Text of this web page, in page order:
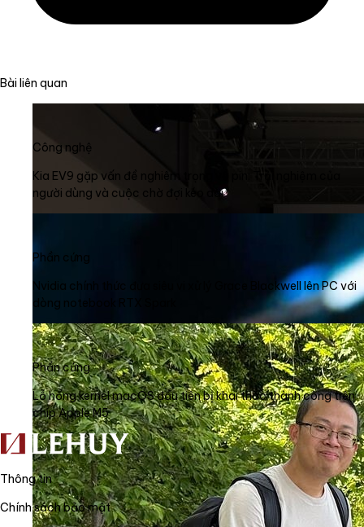
Bài liên quan
Công nghệ
Kia EV9 gặp vấn đề nghiêm trọng về pin: Trải nghiệm của
người dùng và cuộc chờ đợi kéo dài
Phần cứng
Nvidia chính thức đưa siêu vi xử lý Grace Blackwell lên PC với
dòng notebook RTX Spark
Phần cứng
Lỗ hổng kernel macOS đầu tiên bị khai thác thành công trên
chip Apple M5
Thông tin
Chính sách bảo mật